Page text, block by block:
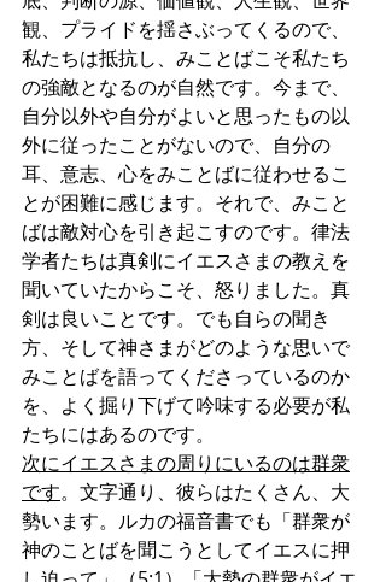
観、プライドを揺さぶってくるので、
私たちは抵抗し、みことばこそ私たち
の強敵となるのが自然です。今まで、
自分以外や自分がよいと思ったもの以
外に従ったことがないので、自分の
耳、意志、心をみことばに従わせるこ
とが困難に感じます。それで、みこと
ばは敵対心を引き起こすのです。律法
学者たちは真剣にイエスさまの教えを
聞いていたからこそ、怒りました。真
剣は良いことです。でも自らの聞き
方、そして神さまがどのような思いで
みことばを語ってくださっているのか
を、よく掘り下げて吟味する必要が私
たちにはあるのです。
次にイエスさまの周りにいるのは群衆
です。文字通り、彼らはたくさん、大
勢います。ルカの福音書でも「群衆が
神のことばを聞こうとしてイエスに押